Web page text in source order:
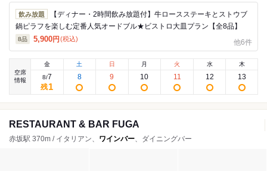
飲み放題
【ディナー・2時間飲み放題付】牛ロースステーキとストウブ
鍋ピラフを楽しむ定番人気オードブル★ビストロ大皿プラン【全8品】
8品 5,900円 (税込) 他6件
空席
情報
金
8/7
残1
土
8
日
9
月
10
火
11
水
12
木
13
RESTAURANT & BAR FUGA
赤坂駅 370m / イタリアン、 ワインバー、ダイニングバー